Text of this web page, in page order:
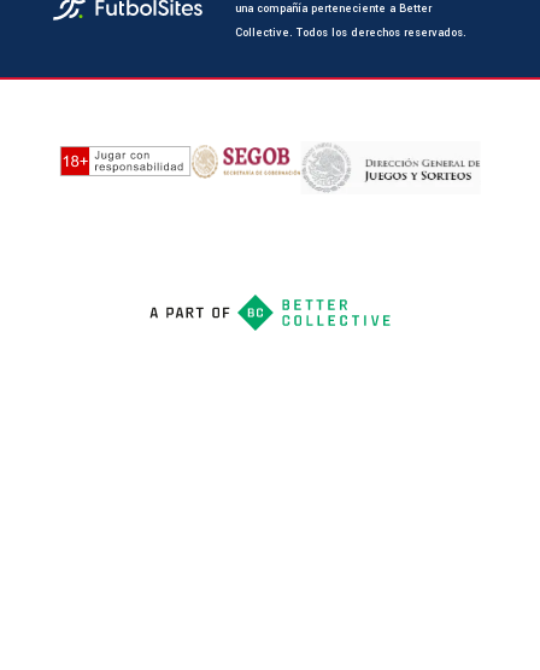
una compañía perteneciente a Better
Collective. Todos los derechos reservados.